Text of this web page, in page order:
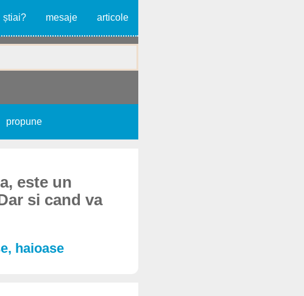
știai? mesaje articole
propune
este un
si cand va
haioase